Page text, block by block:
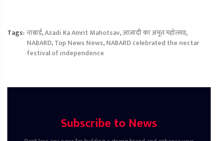
Tags: नाबार्ड,Azadi Ka Amrit Mahotsav,आजादी का अमृत महोत्सव,
NABARD,Top News News,NABARD celebrated the nectar
festival of independence
Subscribe to News